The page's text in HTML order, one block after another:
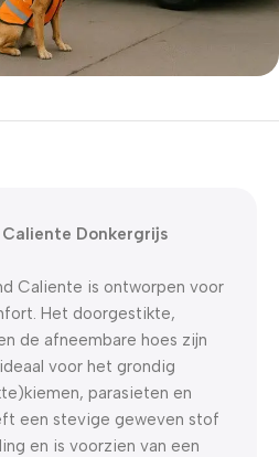
Donkergrijs
Caliente is ontworpen voor
Het doorgestikte,
de afneembare hoes zijn
voor het grondig
parasieten en
een stevige geweven stof
en is voorzien van een